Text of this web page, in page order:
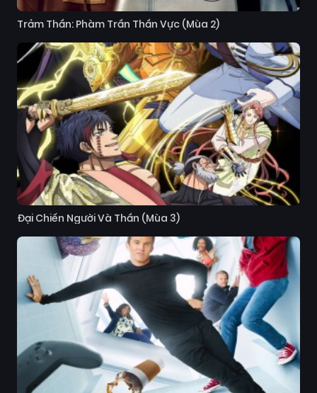
Trảm Thần: Phàm Trần Thần Vực (Mùa 2)
Đại Chiến Người Và Thần (Mùa 3)